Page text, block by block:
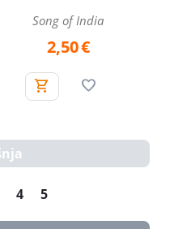
Song of India
2,50€
4 5